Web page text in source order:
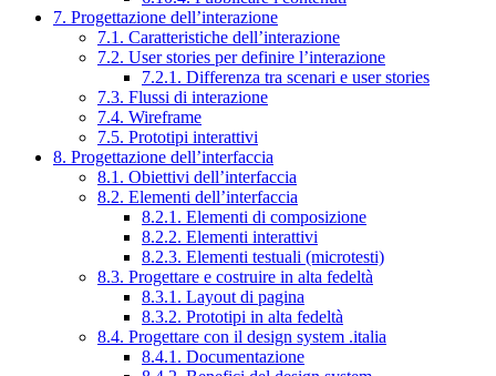
7. Progettazione dell’interazione
7.1. Caratteristiche dell’interazione
7.2. User stories per definire l’interazione
7.2.1. Differenza tra scenari e user stories
7.3. Flussi di interazione
7.4. Wireframe
7.5. Prototipi interattivi
8. Progettazione dell’interfaccia
8.1. Obiettivi dell’interfaccia
8.2. Elementi dell’interfaccia
8.2.1. Elementi di composizione
8.2.2. Elementi interattivi
8.2.3. Elementi testuali (microtesti)
8.3. Progettare e costruire in alta fedeltà
8.3.1. Layout di pagina
8.3.2. Prototipi in alta fedeltà
8.4. Progettare con il design system .italia
8.4.1. Documentazione